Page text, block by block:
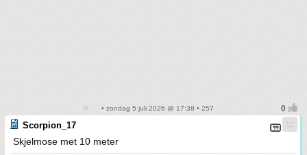
• zondag 5 juli 2026 @ 17:38 • 257
Scorpion_17
Skjelmose met 10 meter